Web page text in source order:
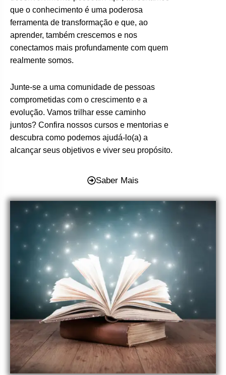
que o conhecimento é uma poderosa
ferramenta de transformação e que, ao
aprender, também crescemos e nos
conectamos mais profundamente com quem
realmente somos.
Junte-se a uma comunidade de pessoas
comprometidas com o crescimento e a
evolução. Vamos trilhar esse caminho
juntos? Confira nossos cursos e mentorias e
descubra como podemos ajudá-lo(a) a
alcançar seus objetivos e viver seu propósito.
Saber Mais